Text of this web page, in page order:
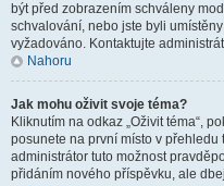
být před zobrazením schváleny
schvalování, nebo jste byli
vyžadováno. Kontaktujte
Nahoru
Jak mohu oživit svoje téma?
Kliknutím na odkaz „Oživit téma“,
posunete na první místo v
administrátor tuto možnost
přidáním nového příspěvku, ale